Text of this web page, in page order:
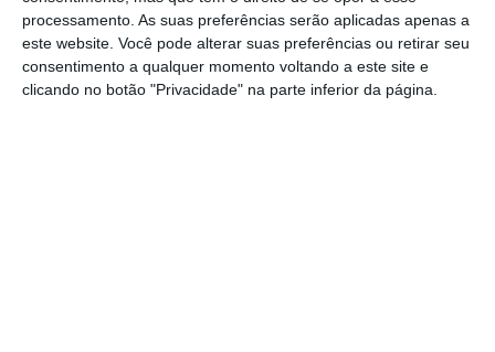
processamento. As suas preferências serão aplicadas apenas a
este website. Você pode alterar suas preferências ou retirar seu
consentimento a qualquer momento voltando a este site e
clicando no botão "Privacidade" na parte inferior da página.
sobre o rendimento relativos a 2019, oEstado
recebeu da parte do banco central 956 milhões
de euros, quantia que pode ajudar a compor
as contas do Governo face ao crescimento